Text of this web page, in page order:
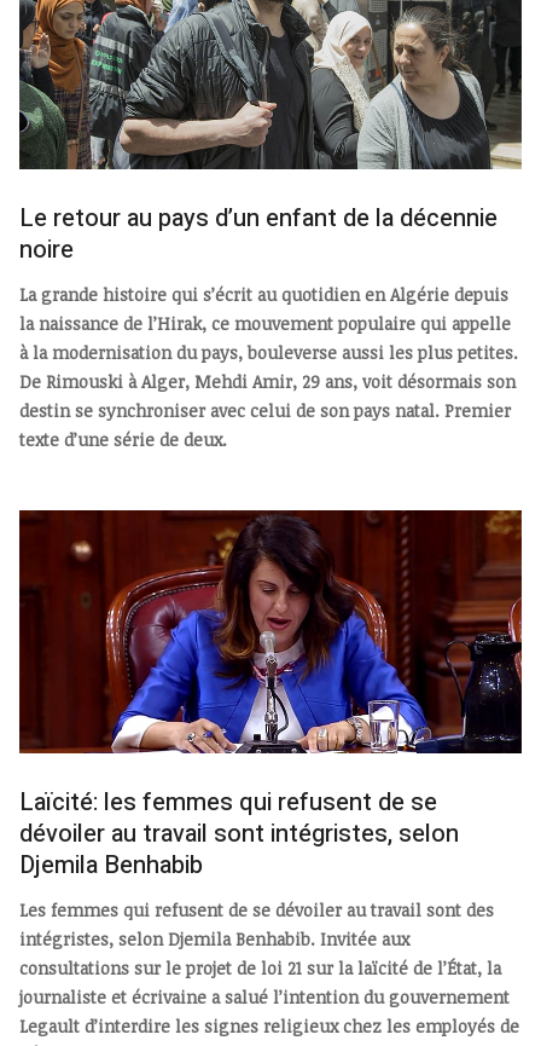
Le retour au pays d’un enfant de la décennie
noire
La grande histoire qui s’écrit au quotidien en Algérie depuis
la naissance de l’Hirak, ce mouvement populaire qui appelle
à la modernisation du pays, bouleverse aussi les plus petites.
De Rimouski à Alger, Mehdi Amir, 29 ans, voit désormais son
destin se synchroniser avec celui de son pays natal. Premier
texte d’une série de deux.
Laïcité: les femmes qui refusent de se
dévoiler au travail sont intégristes, selon
Djemila Benhabib
Les femmes qui refusent de se dévoiler au travail sont des
intégristes, selon Djemila Benhabib. Invitée aux
consultations sur le projet de loi 21 sur la laïcité de l’État, la
journaliste et écrivaine a salué l’intention du gouvernement
Legault d’interdire les signes religieux chez les employés de